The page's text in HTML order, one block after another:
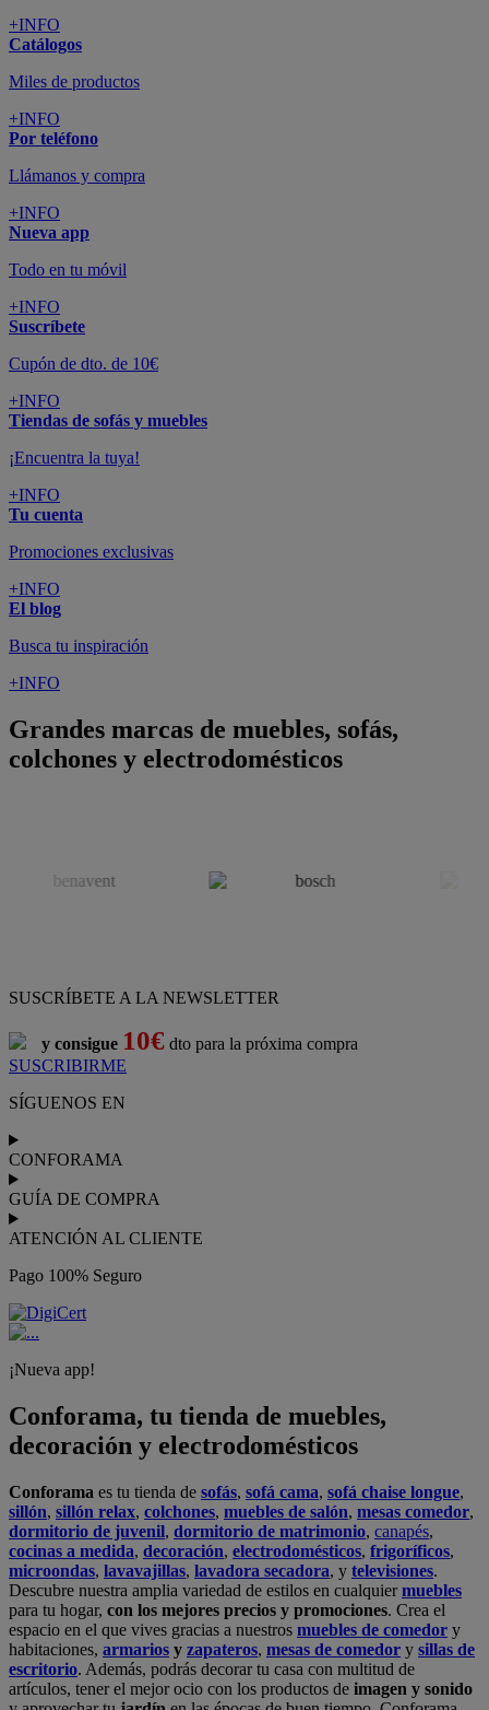
+INFO
Catálogos
Miles de productos
+INFO
Por teléfono
Llámanos y compra
+INFO
Nueva app
Todo en tu móvil
+INFO
Suscríbete
Cupón de dto. de 10€
+INFO
Tiendas de sofás y muebles
¡Encuentra la tuya!
+INFO
Tu cuenta
Promociones exclusivas
+INFO
El blog
Busca tu inspiración
+INFO
Grandes marcas de muebles, sofás,
colchones y electrodomésticos
SUSCRÍBETE A LA NEWSLETTER
y consigue 10€ dto para la próxima compra
SUSCRIBIRME
SÍGUENOS EN
CONFORAMA
GUÍA DE COMPRA
ATENCIÓN AL CLIENTE
Pago 100% Seguro
¡Nueva app!
Conforama, tu tienda de muebles,
decoración y electrodomésticos
Conforama es tu tienda de sofás, sofá cama, sofá chaise longue,
sillón, sillón relax, colchones, muebles de salón, mesas comedor,
dormitorio de juvenil, dormitorio de matrimonio, canapés,
cocinas a medida, decoración, electrodomésticos, frigoríficos,
microondas, lavavajillas, lavadora secadora, y televisiones.
Descubre nuestra amplia variedad de estilos en cualquiermuebles
para tu hogar, con los mejores precios y promociones. Crea el
espacio en el que vives gracias a nuestros muebles de comedor y
habitaciones, armarios y zapateros, mesas de comedor y sillas de
escritorio. Además, podrás decorar tu casa con multitud de
artículos, tener el mejor ocio con los productos de imagen y sonido